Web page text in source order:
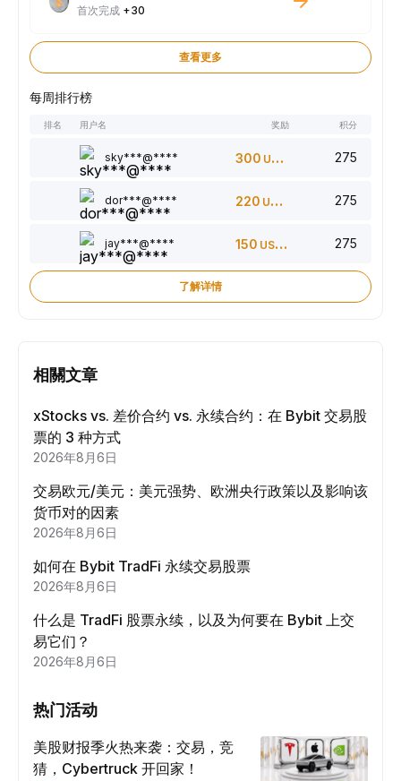
首次完成 +30
查看更多
每周排行榜
排名 用户名 奖励 积分
sky***@**** 300 USDT 275
dor***@**** 220 USDT 275
jay***@**** 150 USDT 275
了解详情
相關文章
xStocks vs. 差价合约 vs. 永续合约：在 Bybit 交易股
票的 3 种方式
2026年8月6日
交易欧元/美元：美元强势、欧洲央行政策以及影响该
货币对的因素
2026年8月6日
如何在 Bybit TradFi 永续交易股票
2026年8月6日
什么是 TradFi 股票永续，以及为何要在 Bybit 上交
易它们？
2026年8月6日
热门活动
美股财报季火热来袭：交易，竞
猜，Cybertruck 开回家！